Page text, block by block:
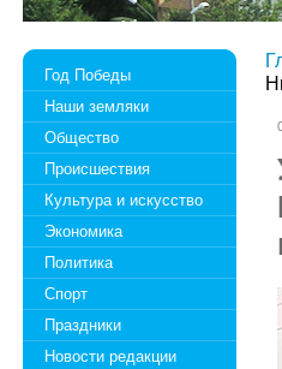
Год Победы
Наши земляки
Общество
Происшествия
Культура и искусство
Экономика
Политика
Спорт
Праздники
Новости редакции